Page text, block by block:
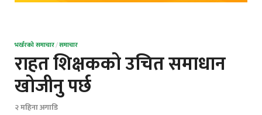
भर्खरको समाचार/समाचार
राहत शिक्षकको उचित समाधान
खोजीनु पर्छ
२ महिना अगाडि